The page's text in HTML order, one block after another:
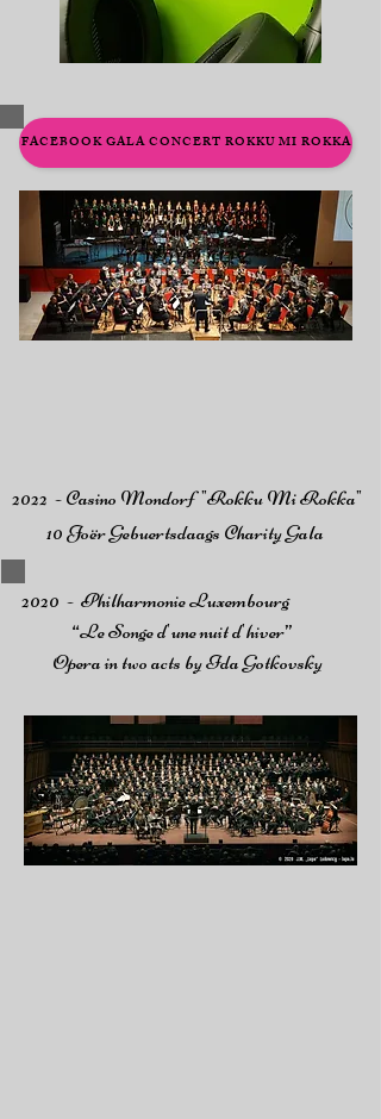
FACEBOOK GALA CONCERT ROKKU MI ROKKA
2022 - Casino Mondorf "Rokku Mi Rokka"
10 Joër Gebuertsdaags Charity Gala
2020 - Philharmonie Luxembourg
“Le Songe d'une nuit d'hiver”
Opera in two acts by Ida Gotkovsky